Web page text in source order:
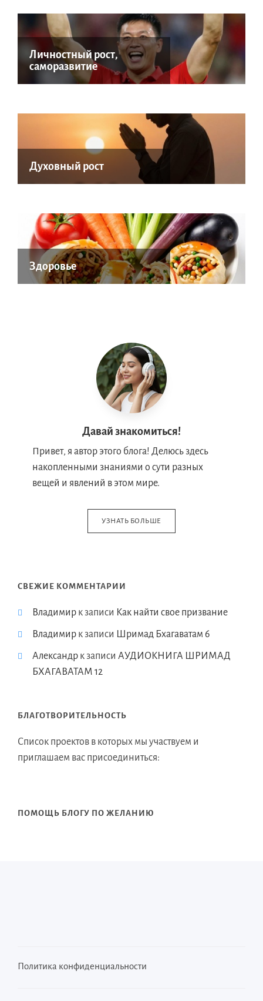
Личностный рост,
саморазвитие
Духовный рост
Здоровье
Давай знакомиться!
Привет, я автор этого блога! Делюсь здесь
накопленными знаниями о сути разных
вещей и явлений в этом мире.
УЗНАТЬ БОЛЬШЕ
СВЕЖИЕ КОММЕНТАРИИ
Владимир к записи Как найти свое призвание
Владимир к записи Шримад Бхагаватам 6
Александр к записи АУДИОКНИГА ШРИМАД
БХАГАВАТАМ 12
БЛАГОТВОРИТЕЛЬНОСТЬ
Список проектов в которых мы участвуем и
приглашаем вас присоединиться:
ПОМОЩЬ БЛОГУ ПО ЖЕЛАНИЮ
Политика конфиденциальности